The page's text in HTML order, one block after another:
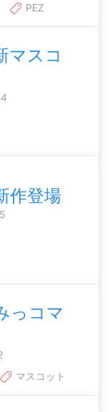
PEZ
マスコ
作登場
っコマ
マスコット